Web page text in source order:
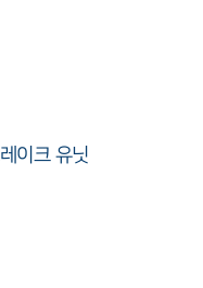
이크 유닛